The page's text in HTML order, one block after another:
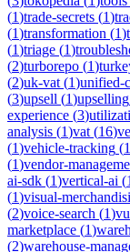
(1)trade-secrets (1)
(1)transformation (1)
(1)triage (1)
(2)turborepo (1)
(2)uk-vat (1)unified-
(3)upsell (1)upselling
experience (3)
analysis (1)vat (16)
(1)vehicle-tracking (1
(1)vendor-
ai-sdk (1)vertical-ai (1
(1)visual-
(2)voice-search (1)
marketplace (1)
(2)warehouse-